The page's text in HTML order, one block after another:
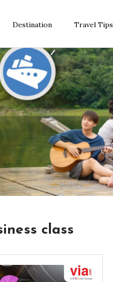
Destination Travel Tips
class